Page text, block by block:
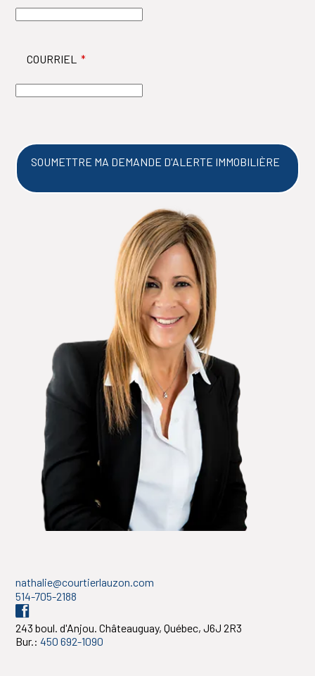
COURRIEL*
SOUMETTRE MA DEMANDE D'ALERTE IMMOBILIÈRE
nathalie@courtierlauzon.com
514-705-2188
243 boul. d'Anjou. Châteauguay, Québec, J6J 2R3
Bur.:450 692-1090